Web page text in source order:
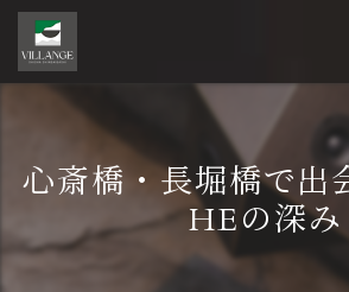
心斎橋・長堀橋で出
HEの深み